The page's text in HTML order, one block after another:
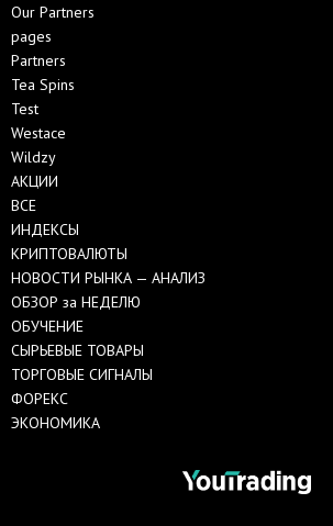
Our Partners
pages
Partners
Tea Spins
Test
Westace
Wildzy
АКЦИИ
ВСЕ
ИНДЕКСЫ
КРИПТОВАЛЮТЫ
НОВОСТИ РЫНКА — АНАЛИЗ
ОБЗОР за НЕДЕЛЮ
ОБУЧЕНИЕ
СЫРЬЕВЫЕ ТОВАРЫ
ТОРГОВЫЕ СИГНАЛЫ
ФОРЕКС
ЭКОНОМИКА